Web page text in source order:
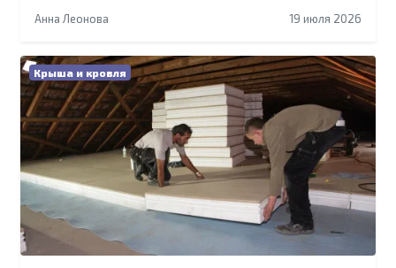
Анна Леонова 19 июля 2026
Крыша и кровля